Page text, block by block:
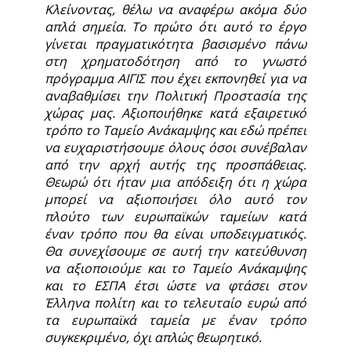
Κλείνοντας, θέλω να αναφέρω ακόμα δύο
απλά σημεία. Το πρώτο ότι αυτό το έργο
γίνεται πραγματικότητα βασισμένο πάνω
στη χρηματοδότηση από το γνωστό
πρόγραμμα ΑΙΓΙΣ που έχει εκπονηθεί για να
αναβαθμίσει την Πολιτική Προστασία της
χώρας μας. Αξιοποιήθηκε κατά εξαιρετικό
τρόπο το Ταμείο Ανάκαμψης και εδώ πρέπει
να ευχαριστήσουμε όλους όσοι συνέβαλαν
από την αρχή αυτής της προσπάθειας.
Θεωρώ ότι ήταν μια απόδειξη ότι η χώρα
μπορεί να αξιοποιήσει όλο αυτό τον
πλούτο των ευρωπαϊκών ταμείων κατά
έναν τρόπο που θα είναι υποδειγματικός.
Θα συνεχίσουμε σε αυτή την κατεύθυνση
να αξιοποιούμε και το Ταμείο Ανάκαμψης
και το ΕΣΠΑ έτσι ώστε να φτάσει στον
Έλληνα πολίτη και το τελευταίο ευρώ από
τα ευρωπαϊκά ταμεία με έναν τρόπο
συγκεκριμένο, όχι απλώς θεωρητικό.